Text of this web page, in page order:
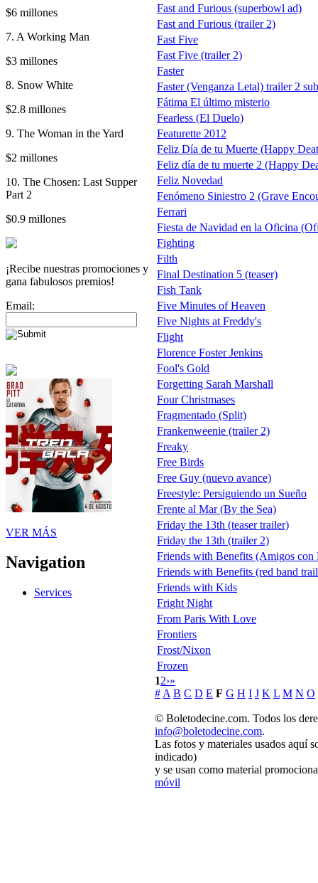
$6 millones
7. A Working Man
$3 millones
8. Snow White
$2.8 millones
9. The Woman in the Yard
$2 millones
10. The Chosen: Last Supper
Part 2
$0.9 millones
¡Recibe nuestras promociones y
gana fabulosos premios!
Email:
VER MÁS
Navigation
Services
Fast and Furious (superbowl ad)
Fast and Furious (trailer 2)
Fast Five
Fast Five (trailer 2)
Faster
Faster (Venganza Letal) trailer 2
Fátima El último misterio
Fearless (El Duelo)
Featurette 2012
Feliz Día de tu Muerte (Happy
Feliz día de tu muerte 2 (Happy
Feliz Novedad
Fenómeno Siniestro 2 (Grave
Ferrari
Fiesta de Navidad en la Oficina
Fighting
Filth
Final Destination 5 (teaser)
Fish Tank
Five Minutes of Heaven
Five Nights at Freddy's
Flight
Florence Foster Jenkins
Fool's Gold
Forgetting Sarah Marshall
Four Christmases
Fragmentado (Split)
Frankenweenie (trailer 2)
Freaky
Free Birds
Free Guy (nuevo avance)
Freestyle: Persiguiendo un Sueño
Frente al Mar (By the Sea)
Friday the 13th (teaser trailer)
Friday the 13th (trailer 2)
Friends with Benefits (Amigos con
Friends with Benefits (red band
Friends with Kids
Fright Night
From Paris With Love
Frontiers
Frost/Nixon
Frozen
12›»
# A B C D E F G H I J K L M N O
© Boletodecine.com. Todos los
info@boletodecine.com.
Las fotos y materiales usados aquí
indicado)
y se usan como material
móvil